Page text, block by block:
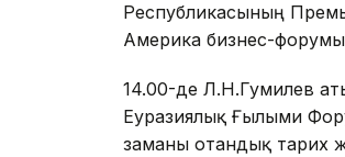
Республикасының
Америка бизнес-форумы
14.00-де Л.Н.Гумилев
Еуразиялық Ғылыми
заманғы отандық тарих